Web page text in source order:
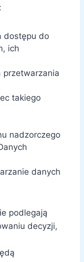
dostępu do
ich
przetwarzania
takiego
nadzorczego
danych
podlegają
decyzji,